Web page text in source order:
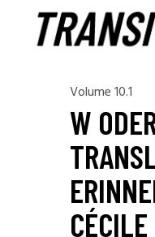
Volume 10.1
W